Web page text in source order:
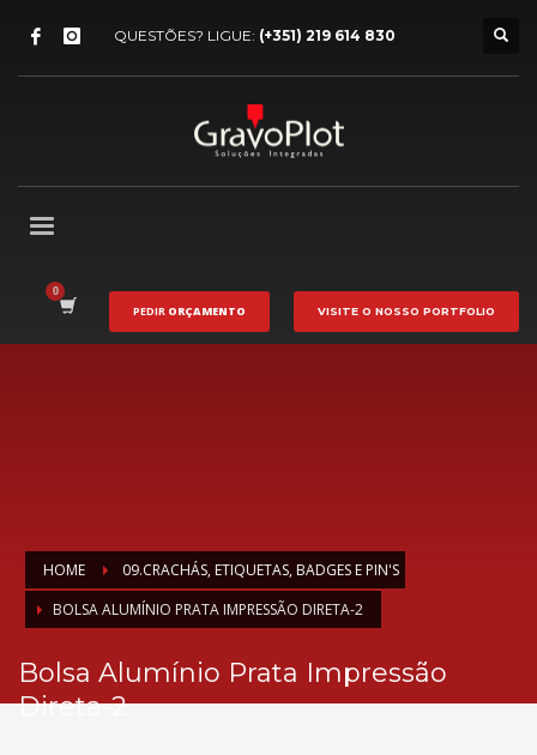
QUESTÕES? LIGUE: (+351) 219 614 830
PEDIR ORÇAMENTO VISITE O NOSSO PORTFOLIO
HOME
09.CRACHÁS, ETIQUETAS, BADGES E PIN'S
BOLSA ALUMÍNIO PRATA IMPRESSÃO DIRETA-2
Bolsa Alumínio Prata Impressão
Direta-2